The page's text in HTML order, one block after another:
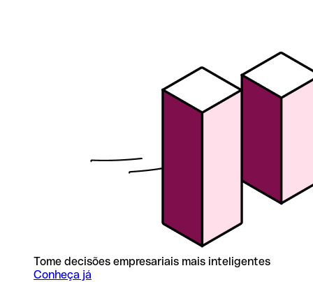
Tome decisões empresariais mais inteligentes
Conheça já